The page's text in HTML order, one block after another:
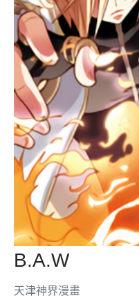
B.A.W
天津神界漫畫